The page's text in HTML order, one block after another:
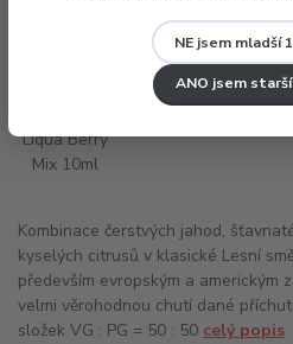
NE jsem mladší
ANO jsem
Kombinace čerstvých jahod,
kyselých citrusů v klasické Lesní
především evropským a americkým
velmi věrohodnou chutí dané
složek VG : PG = 50 : 50 celý popis